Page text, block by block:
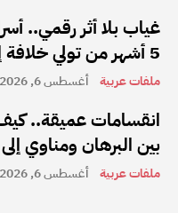
غياب بلا أثر رقمي..
5 أشهر من تولي خلافة إيران
ملفات عربية أغسطس 6, 2026
انقسامات عميقة..
بين البرهان ومناوي
ملفات عربية أغسطس 6, 2026